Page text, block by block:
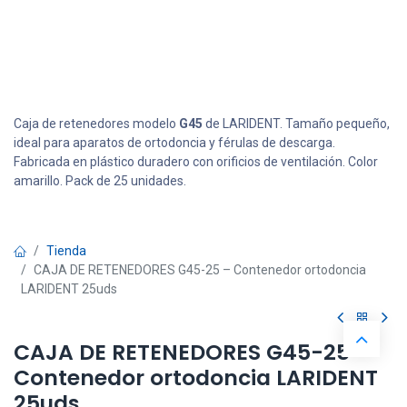
Caja de retenedores modelo G45 de LARIDENT. Tamaño pequeño,
ideal para aparatos de ortodoncia y férulas de descarga.
Fabricada en plástico duradero con orificios de ventilación. Color
amarillo. Pack de 25 unidades.
Tienda
CAJA DE RETENEDORES G45-25 – Contenedor ortodoncia
LARIDENT 25uds
CAJA DE RETENEDORES G45-25 –
Contenedor ortodoncia LARIDENT